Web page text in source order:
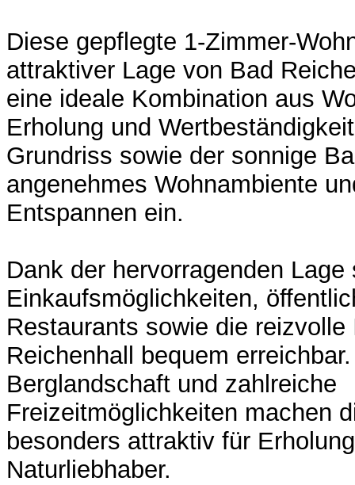
Diese gepflegte 1-Zimmer-
attraktiver Lage von Bad
eine ideale Kombination aus
Erholung und
Grundriss sowie der sonnige
angenehmes Wohnambiente
Entspannen ein.
Dank der hervorragenden Lage
Einkaufsmöglichkeiten,
Restaurants sowie die
Reichenhall bequem
Berglandschaft und zahlreiche
Freizeitmöglichkeiten machen
besonders attraktiv für
Naturliebhaber.